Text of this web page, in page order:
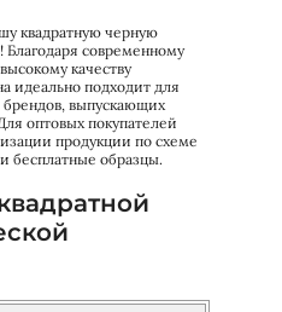
квадратную черную
современному
качеству
идеально подходит для
выпускающих
оптовых покупателей
продукции по схеме
бесплатные образцы.